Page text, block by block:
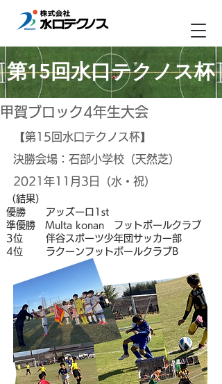
第15回水口テクノス杯
甲賀ブロック4年生大会
【第15回水口テクノス杯】
決勝会場：石部小学校（天然芝）
2021年11月3日（水・祝）
（結果）
優勝 アッズーロ1st
準優勝 Multa konan フットボールクラブ
3位 伴谷スポーツ少年団サッカー部
4位 ラクーンフットボールクラブB